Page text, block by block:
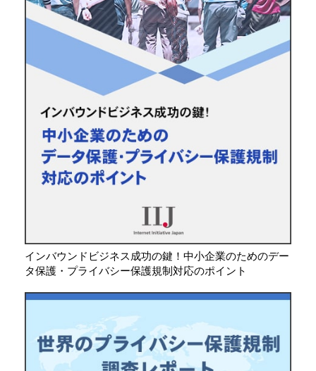
インバウンドビジネス成功の鍵！中小企業のためのデー
タ保護・プライバシー保護規制対応のポイント